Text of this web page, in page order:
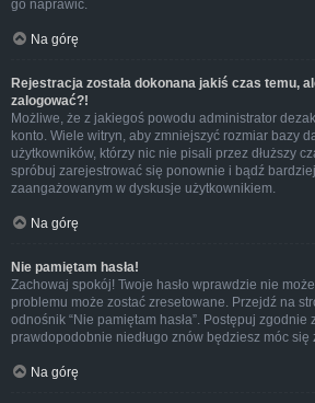
go naprawić.
Na górę
Rejestracja została dokonana jakiś czas temu,
zalogować?!
Możliwe, że z jakiegoś powodu administrator
konto. Wiele witryn, aby zmniejszyć rozmiar bazy
użytkowników, którzy nic nie pisali przez dłuższy
spróbuj zarejestrować się ponownie i bądź
zaangażowanym w dyskusje użytkownikiem.
Na górę
Nie pamiętam hasła!
Zachowaj spokój! Twoje hasło wprawdzie nie
problemu może zostać zresetowane. Przejdź na
odnośnik “Nie pamiętam hasła”. Postępuj zgodnie
prawdopodobnie niedługo znów będziesz móc się
Na górę